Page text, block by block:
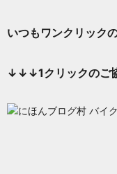
いつもワンクリック
↓↓↓1クリックのご